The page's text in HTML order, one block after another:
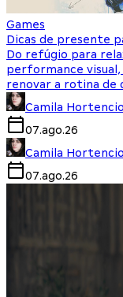
Games
Dicas de presente
Do refúgio para
performance visual,
renovar a rotina de
Camila Hortencio
07.ago.26
Camila Hortencio
07.ago.26